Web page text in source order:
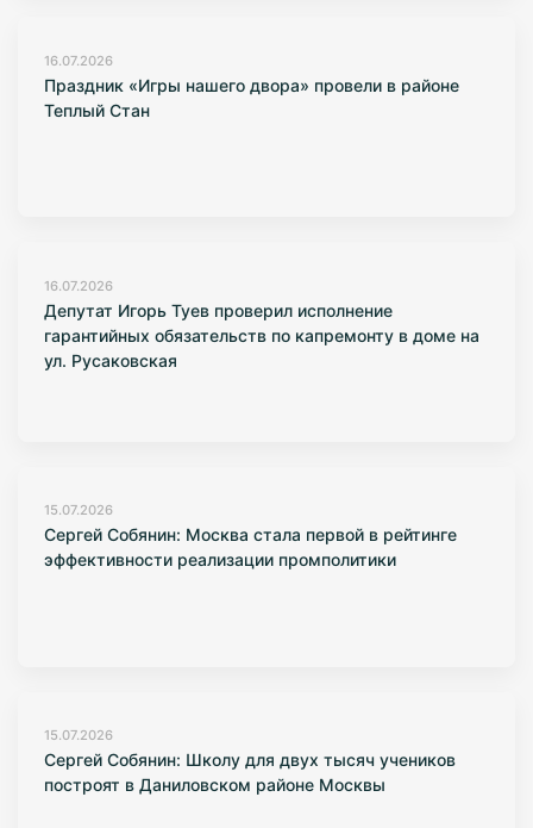
16.07.2026
Праздник «Игры нашего двора» провели в районе
Теплый Стан
16.07.2026
Депутат Игорь Туев проверил исполнение
гарантийных обязательств по капремонту в доме на
ул. Русаковская
15.07.2026
Сергей Собянин: Москва стала первой в рейтинге
эффективности реализации промполитики
15.07.2026
Сергей Собянин: Школу для двух тысяч учеников
построят в Даниловском районе Москвы